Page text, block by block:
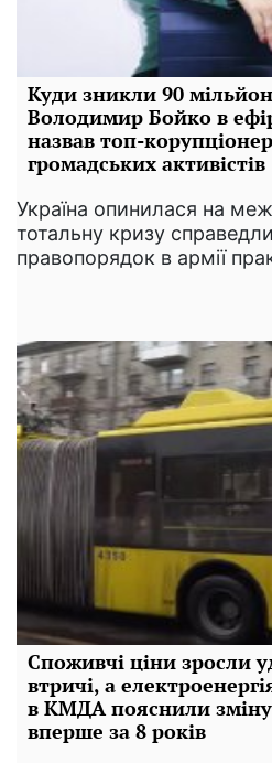
Куди зникли 90
Володимир Бойко в
назвав топ-
громадських активістів
Україна опинилася на
тотальну кризу
правопорядок в армії
Споживчі ціни зросли
втричі, а
в КМДА пояснили
вперше за 8 років